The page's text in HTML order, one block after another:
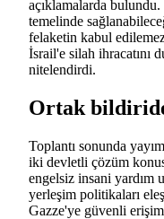
açıklamalarda
temelinde
felaketin kabul
İsrail'e silah ihracatını
nitelendirdi.
Ortak
Toplantı sonunda
iki devletli çözüm
engelsiz insani yardım
yerleşim politikaları
Gazze'ye güvenli